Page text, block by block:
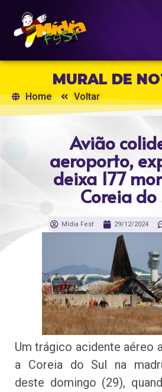
MURAL DE
Home Voltar
Avião
aeroporto,
deixa 177
Coreia do
Mídia Fest 29/12/2024
Um trágico acidente aéreo
a Coreia do Sul na
deste domingo (29),